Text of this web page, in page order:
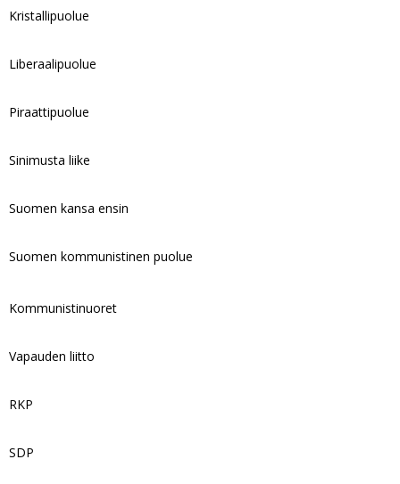
Kristallipuolue
Liberaalipuolue
Piraattipuolue
Sinimusta liike
Suomen kansa ensin
Suomen kommunistinen puolue
Kommunistinuoret
Vapauden liitto
RKP
SDP